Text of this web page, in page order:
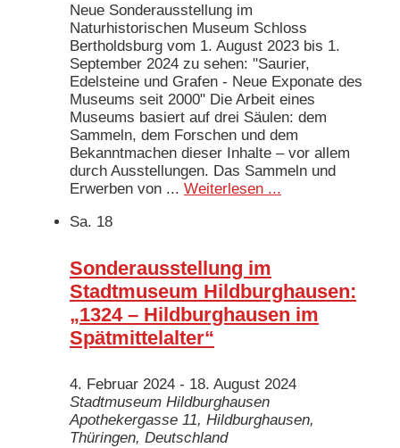
Neue Sonderausstellung im
Naturhistorischen Museum Schloss
Bertholdsburg vom 1. August 2023 bis 1.
September 2024 zu sehen: "Saurier,
Edelsteine und Grafen - Neue Exponate des
Museums seit 2000" Die Arbeit eines
Museums basiert auf drei Säulen: dem
Sammeln, dem Forschen und dem
Bekanntmachen dieser Inhalte – vor allem
durch Ausstellungen. Das Sammeln und
Erwerben von ... Weiterlesen ...
Sa. 18
Sonderausstellung im
Stadtmuseum Hildburghausen:
„1324 – Hildburghausen im
Spätmittelalter“
4. Februar 2024 - 18. August 2024
Stadtmuseum Hildburghausen
Apothekergasse 11, Hildburghausen,
Thüringen, Deutschland